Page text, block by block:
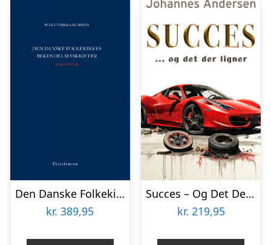
Den Danske Folkekirkes bekendelsesskrifter
kr. 389,95
Succes – Og Det Der Ligner – Johannes Andersen – Bog
kr. 219,95